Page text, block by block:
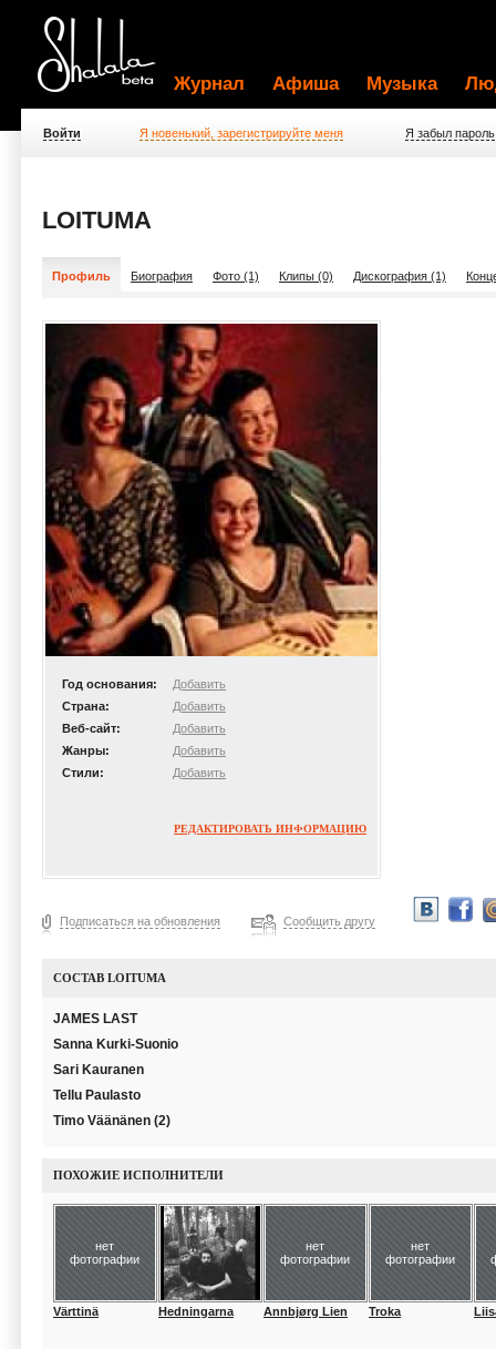
Журнал Афиша Музыка
Войти Я новенький, зарегистрируйте меня Я забыл пароль
LOITUMA
Профиль Биография Фото (1) Клипы (0) Дискография (1)
Год основания:
Добавить
Страна:
Добавить
Веб-сайт:
Добавить
Жанры:
Добавить
Стили:
Добавить
РЕДАКТИРОВАТЬ ИНФОРМАЦИЮ
Подписаться на обновления Сообщить другу
СОСТАВ LOITUMA
JAMES LAST
Sanna Kurki-Suonio
Sari Kauranen
Tellu Paulasto
Timo Väänänen (2)
ПОХОЖИЕ ИСПОЛНИТЕЛИ
нет
фотографии
Värttinä Hedningarna
нет
фотографии
Annbjørg Lien
нет
фотографии
Troka